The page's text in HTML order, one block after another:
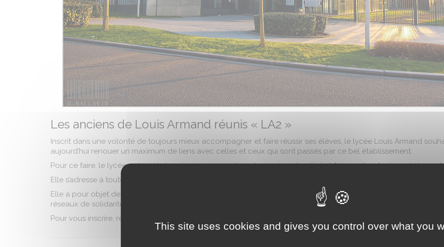
Les anciens de Louis Armand réunis « LA2 »
Inscrit dans une volonté de toujours mieux accompagner et faire réussir ses élèves, le lycée Louis Armand
aujourd’hui renouer un maximum de liens avec celles et ceux qui sont passés par ce bel établissement.
Pour ce faire, le lycée a décidé de créer une association des anciens, baptisée LA2 pour Les Anciens de Louis
Elle s’adresse à toutes celles et tous ceux qui ont travaillé au lycée, anciens élèves et anciens personnels.
Elle a pour objet de construire un réseau d’entraides et d’actions au profit des élèves, mais aussi, pourquoi pas,
réseaux de solidarité entre anciens ainsi que des moments de retrouvailles et de convivialité.
Pour vous inscrire, rendez-vous sur
This site uses cookies and gives you control over what you